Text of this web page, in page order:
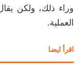
وراء ذلك، ولكن
العملية.
اقرأ ايضا